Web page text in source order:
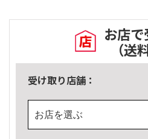
お店
（送
受け取り店舗：
お店を選ぶ